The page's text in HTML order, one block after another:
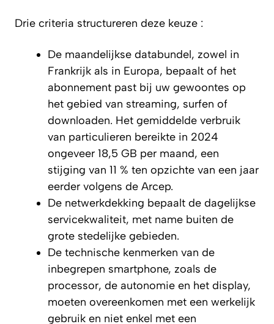
Drie criteria structureren deze keuze :
De maandelijkse databundel, zowel in
Frankrijk als in Europa, bepaalt of het
abonnement past bij uw gewoontes op
het gebied van streaming, surfen of
downloaden. Het gemiddelde verbruik
van particulieren bereikte in 2024
ongeveer 18,5 GB per maand, een
stijging van 11 % ten opzichte van een jaar
eerder volgens de Arcep.
De netwerkdekking bepaalt de dagelijkse
servicekwaliteit, met name buiten de
grote stedelijke gebieden.
De technische kenmerken van de
inbegrepen smartphone, zoals de
processor, de autonomie en het display,
moeten overeenkomen met een werkelijk
gebruik en niet enkel met een